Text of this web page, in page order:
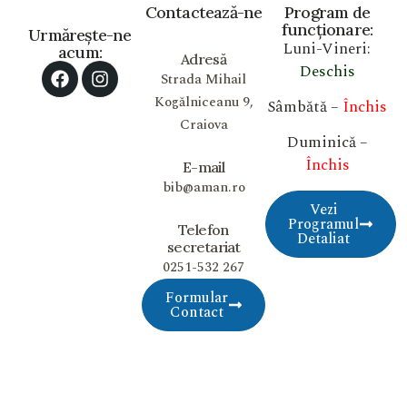
Program de
funcționare:
Luni-Vineri:
Deschis
Sâmbătă – Închis
Duminică –
Închis
Vezi
Programul
Detaliat
Contactează-ne
Adresă
Strada Mihail
Kogălniceanu 9,
Craiova
E-mail
bib@aman.ro
Telefon
secretariat
0251-532 267
Formular
Contact
Urmărește-ne
acum: